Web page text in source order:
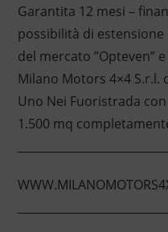
Garantita 12 mesi –
possibilità di
del mercato ”Opteven”
Milano Motors 4×4 S.r.l.
Uno Nei Fuoristrada
1.500 mq